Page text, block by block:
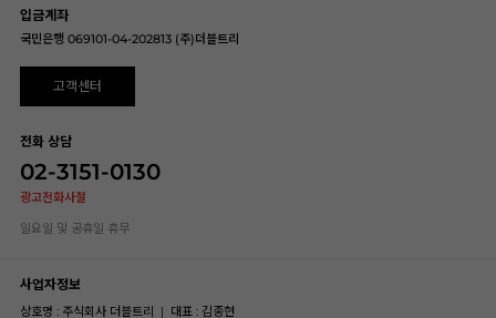
입금계좌
국민은행 069101-04-202813 (주)더블트리
고객센터
전화 상담
02-3151-0130
광고전화사절
일요일 및 공휴일 휴무
사업자정보
상호명 : 주식회사 더블트리 | 대표 : 김종현